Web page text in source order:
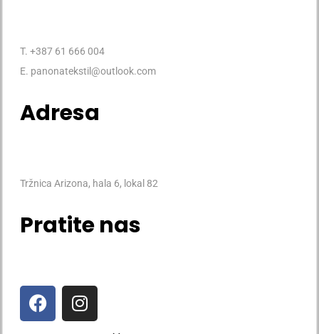
T. +387 61 666 004
E. panonatekstil@outlook.com
Adresa
Tržnica Arizona, hala 6, lokal 82
Pratite nas